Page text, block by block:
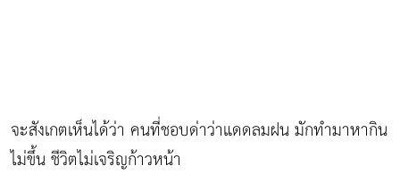
จะสังเกตเห็นได้ว่า คนที่ชอบด่าว่าแดดลมฝน มักทำมาหากิน
ไม่ขึ้น ชีวิตไม่เจริญก้าวหน้า